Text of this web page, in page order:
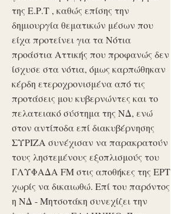
της Ε.Ρ.Τ , καθώς επίσης την
δημιουργία θεματικών μέσων που
είχα προτείνει για τα Νότια
προάστια Αττικής που προφανώς δεν
ίσχυσε στα νότια, όμως καρπώθηκαν
κέρδη ετεροχρονισμένα από τις
προτάσεις μου κυβερνώντες και το
πελατειακό σύστημα της ΝΔ, ενώ
στον αντίποδα επί διακυβέρνησης
ΣΥΡΙΖΑ συνέχισαν να παρακρατούν
τους ληστεμένους εξοπλισμούς του
ΓΛΥΦΑΔΑ FM στις αποθήκες της ΕΡΤ
χωρίς να δικαιωθώ. Επί του παρόντος
η ΝΔ - Μητσοτάκη συνεχίζει την